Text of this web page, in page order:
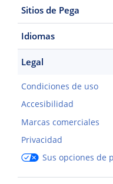
Sitios de Pega
Idiomas
Legal
Condiciones de uso
Accesibilidad
Marcas comerciales
Privacidad
Sus opciones de